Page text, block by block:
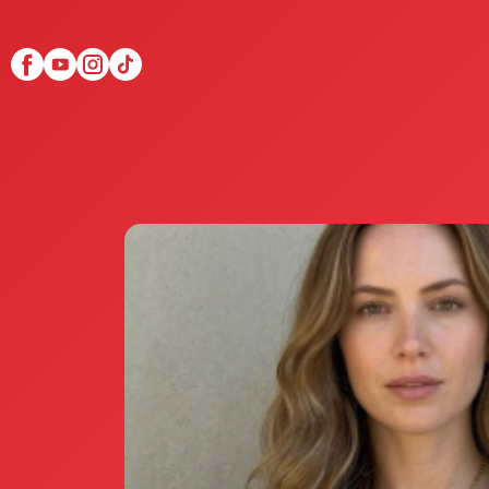
Scopri Club di Più
Le testimonianze Club
La fondatrice Valeria